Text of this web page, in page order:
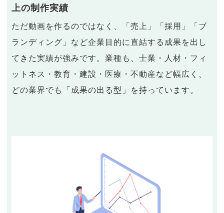
上の制作実績
ただ動画を作るのではなく、「売上」「採用」「ブ
ランディング」など企業目的に直結する成果を出し
てきた実績が強みです。業種も、士業・人材・フィ
ットネス・教育・建設・医療・不動産など幅広く、
どの業界でも「成果の出る型」を持っています。